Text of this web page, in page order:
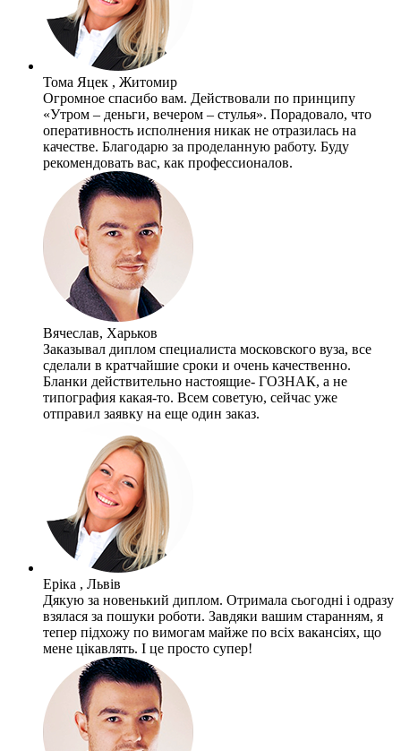
Тома Яцек , Житомир
Огромное спасибо вам. Действовали по принципу
«Утром – деньги, вечером – стулья». Порадовало, что
оперативность исполнения никак не отразилась на
качестве. Благодарю за проделанную работу. Буду
рекомендовать вас, как профессионалов.
Вячеслав, Харьков
Заказывал диплом специалиста московского вуза, все
сделали в кратчайшие сроки и очень качественно.
Бланки действительно настоящие- ГОЗНАК, а не
типография какая-то. Всем советую, сейчас уже
отправил заявку на еще один заказ.
Еріка , Львів
Дякую за новенький диплом. Отримала сьогодні і одразу
взялася за пошуки роботи. Завдяки вашим старанням, я
тепер підхожу по вимогам майже по всіх вакансіях, що
мене цікавлять. І це просто супер!